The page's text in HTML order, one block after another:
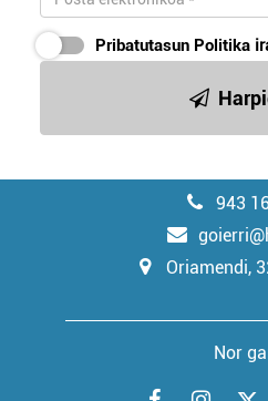
Pribatutasun Politika
943
Oriamendi,
Nor